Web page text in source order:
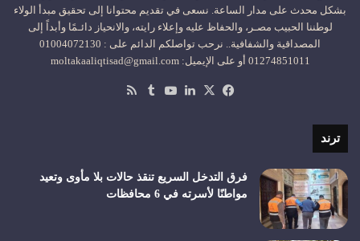
بشكل محدث على مدار الساعة. نسعى في تقديم محتوانا إلى تحقيق مبدأ الولاء
لوطننا الحبيب مصـر، والحفاظ عليه وإعلاء رايته، والانحياز دائـمًا وأبداً إلى
المصداقية والشفافية.. نرحب تواصلكم الدائم على : 01004072130
01274851011 أو على الإيميل: moltakaaliqtisad@gmail.com
فيسبوك
‫X لينكدإن‫YouTube
ترند
فرق التدخل السريع تنقذ حالات بلا مأوى وتعيد
مواطنًا لأسرته في 6 محافظات